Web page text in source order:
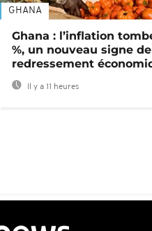
GHANA
Ghana : l’inflation
%, un nouveau signe de
redressement
Il y a 11 heures